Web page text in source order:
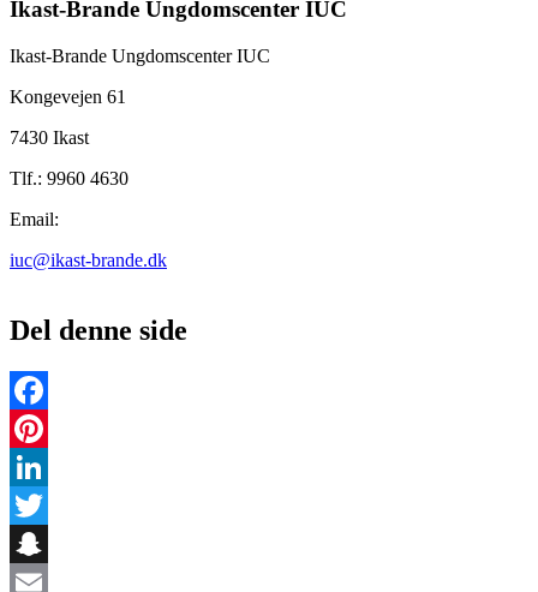
Ikast-Brande Ungdomscenter IUC
Ikast-Brande Ungdomscenter IUC
Kongevejen 61
7430 Ikast
Tlf.: 9960 4630
Email:
iuc@ikast-brande.dk
Del denne side
Facebook
Pinterest
LinkedIn
Twitter
Snapchat